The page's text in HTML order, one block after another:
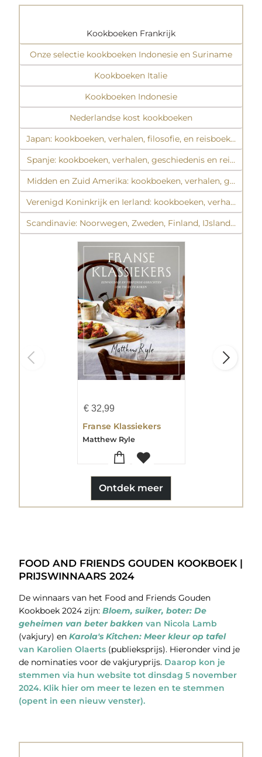
Kookboeken Frankrijk
Onze selectie kookboeken Indonesie en Suriname
Kookboeken Italie
Kookboeken Indonesie
Nederlandse kost kookboeken
Japan: kookboeken, verhalen, filosofie, en reisboeken
Spanje: kookboeken, verhalen, geschiedenis en
Midden en Zuid Amerika: kookboeken, verhalen,
Verenigd Koninkrijk en Ierland: kookboeken, verhalen,
Scandinavie: Noorwegen, Zweden, Finland, IJsland,
€32,99
Franse Klassiekers
Matthew Ryle
Ontdek meer
FOOD AND FRIENDS GOUDEN KOOKBOEK |
PRIJSWINNAARS 2024
De winnaars van het Food and Friends Gouden
Kookboek 2024 zijn: Bloem, suiker, boter: De
geheimen van beter bakken van Nicola Lamb
(vakjury) en Karola's Kitchen: Meer kleur op tafel
van Karolien Olaerts(publieksprijs). Hieronder vind je
de nominaties voor de vakjuryprijs. Daarop kon je
stemmen via hun website tot dinsdag 5 november
2024. Klik hier om meer te lezen en te stemmen
(opent in een nieuw venster).